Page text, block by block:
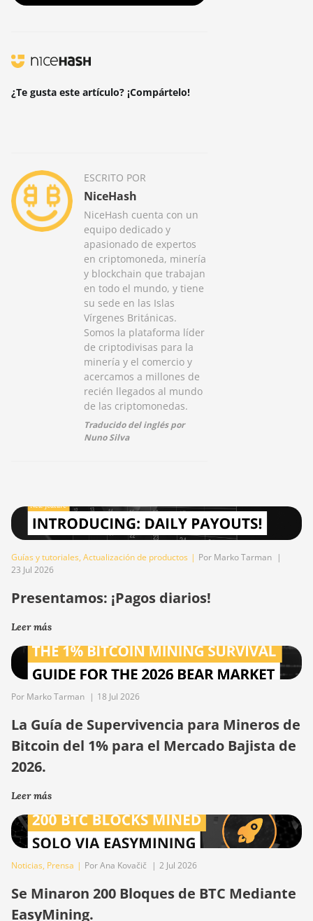
¿Te gusta este artículo? ¡Compártelo!
ESCRITO POR
NiceHash
NiceHash cuenta con un
equipo dedicado y
apasionado de expertos
en criptomoneda, minería
y blockchain que trabajan
en todo el mundo, y tiene
su sede en las Islas
Vírgenes Británicas.
Somos la plataforma líder
de criptodivisas para la
minería y el comercio y
acercamos a millones de
recién llegados al mundo
de las criptomonedas.
Traducido del inglés por
Nuno Silva
Guías y tutoriales, Actualización de productos | Por Marko Tarman |
23 Jul 2026
Presentamos: ¡Pagos diarios!
Leer más
Por Marko Tarman | 18 Jul 2026
La Guía de Supervivencia para Mineros de
Bitcoin del 1% para el Mercado Bajista de
2026.
Leer más
Noticias, Prensa | Por Ana Kovačič | 2 Jul 2026
Se Minaron 200 Bloques de BTC Mediante
EasyMining.